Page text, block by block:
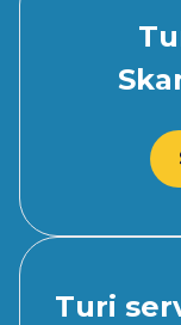
Turi